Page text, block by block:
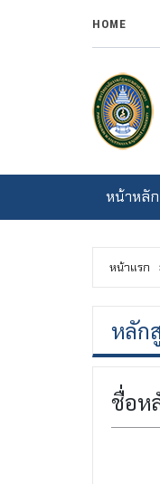
HOME
หน้าหลัก
หน้าแรก
หลัก
ชื่อห